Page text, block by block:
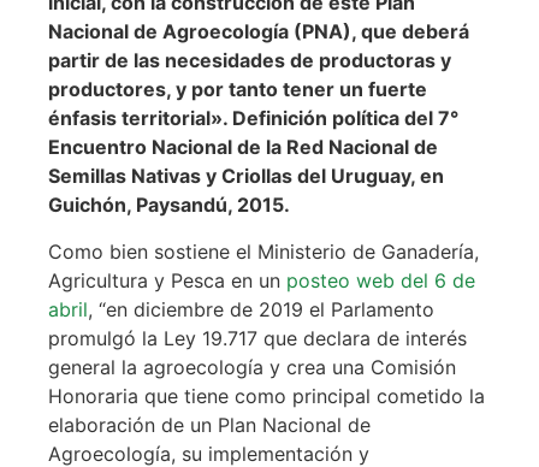
Nacional de Agroecología (PNA), que deberá
partir de las necesidades de productoras y
productores, y por tanto tener un fuerte
énfasis territorial». Definición política del 7°
Encuentro Nacional de la Red Nacional de
Semillas Nativas y Criollas del Uruguay, en
Guichón, Paysandú, 2015.
Como bien sostiene el Ministerio de Ganadería,
Agricultura y Pesca en un posteo web del 6 de
abril, “en diciembre de 2019 el Parlamento
promulgó la Ley 19.717 que declara de interés
general la agroecología y crea una Comisión
Honoraria que tiene como principal cometido la
elaboración de un Plan Nacional de
Agroecología, su implementación y